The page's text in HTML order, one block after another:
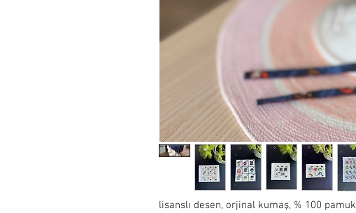
lisanslı desen, orjinal kumaş, % 100 pamuk